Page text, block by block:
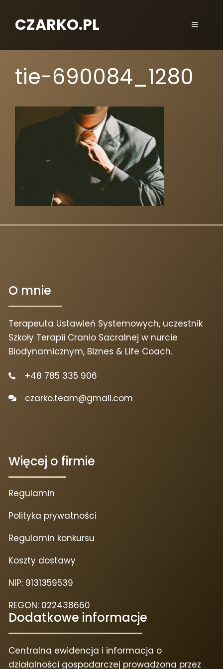
CZARKO.PL
tie-690084_1280
O mnie
Terapeuta Ustawień Systemowych, uczestnik
Szkoły Terapii Cranio Sacralnej w nurcie
Biodynamicznym, Biznes & Life Coach.
+48 785 335 906
czarko.team@gmail.com
Więcej o firmie
Regulamin
Polityka prywatności
Regulamin konkursu
Koszty dostawy
NIP: 9131359539
REGON: 022438660
Dodatkowe informacje
Centralna ewidencja i informacja o
działalności gospodarczej prowadzona przez